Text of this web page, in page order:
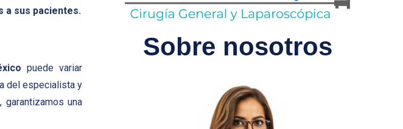
a sus pacientes.
puede variar
del especialista y
una
Sobre nosotros